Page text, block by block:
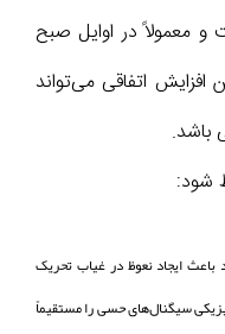
و معمولاً در اوایل صبح
اتفاقی می‌تواند
باشد.
شود:
ایجاد نعوظ در غیاب تحریک
سیگنال‌های حسی را مستقیماً